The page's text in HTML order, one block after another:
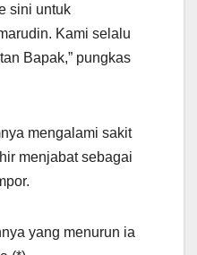
sini untuk
Kami selalu
Bapak,” pungkas
mengalami sakit
menjabat sebagai
yang menurun ia